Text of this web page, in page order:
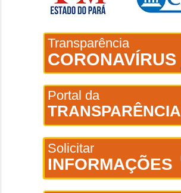
Transparência
CORONAVÍRUS
Portal da
TRANSPARÊNCIA
Solicitar
INFORMAÇÕES